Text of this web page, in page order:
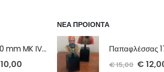
Oerlikon 20 mm MK IV cannon 1/72 x 2 τμχ
10,00
ΝΕΑ ΠΡΟΙΟΝΤΑ
€15,00 €